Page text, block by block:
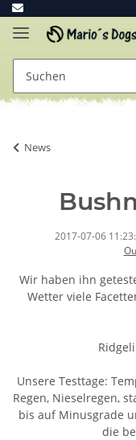
News
2017-07-06
Wir haben ihn
Wetter viele
Unsere Testtage:
Regen, Nieselregen,
bis auf Minusgrade
die